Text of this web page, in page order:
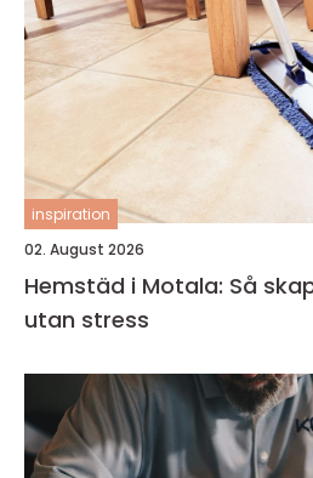
inspiration
02. August 2026
Hemstäd i Motala: Så
utan stress